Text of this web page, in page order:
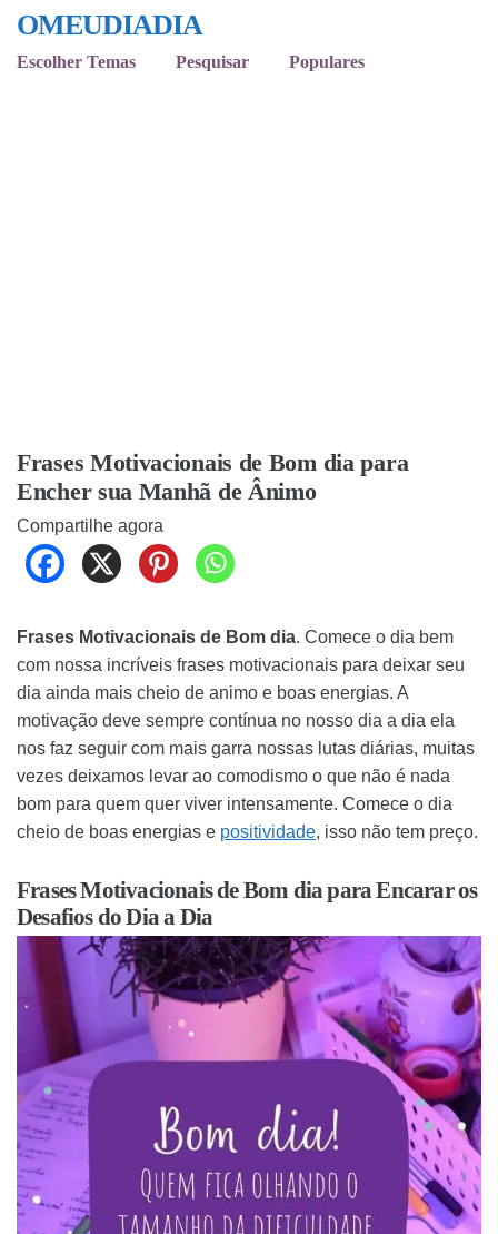
OMEUDIADIA
Escolher Temas Pesquisar Populares
Frases Motivacionais de Bom dia para
Encher sua Manhã de Ânimo
Compartilhe agora
Frases Motivacionais de Bom dia. Comece o dia bem
com nossa incríveis frases motivacionais para deixar seu
dia ainda mais cheio de animo e boas energias. A
motivação deve sempre contínua no nosso dia a dia ela
nos faz seguir com mais garra nossas lutas diárias, muitas
vezes deixamos levar ao comodismo o que não é nada
bom para quem quer viver intensamente. Comece o dia
cheio de boas energias e positividade, isso não tem preço.
Frases Motivacionais de Bom dia para Encarar os
Desafios do Dia a Dia